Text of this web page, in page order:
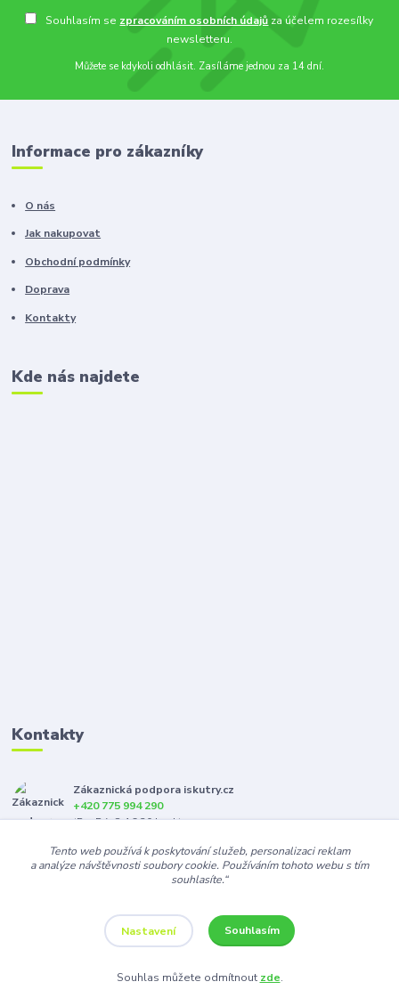
Souhlasím se zpracováním osobních údajů za účelem rozesílky
newsletteru.
Můžete se kdykoli odhlásit. Zasíláme jednou za 14 dní.
Informace pro zákazníky
O nás
Jak nakupovat
Obchodní podmínky
Doprava
Kontakty
Kde nás najdete
Kontakty
Zákaznická podpora iskutry.cz
+420 775 994 290
(Po-Pá, 8-16:30 hod.)
info@iskutry.cz
Vytvořeno na Eshop-rychle.cz
Tento web používá k poskytování služeb, personalizaci reklam
a analýze návštěvnosti soubory cookie. Používáním tohoto webu s tím
souhlasíte.“
Nastavení Souhlasím
Souhlas můžete odmítnout zde.